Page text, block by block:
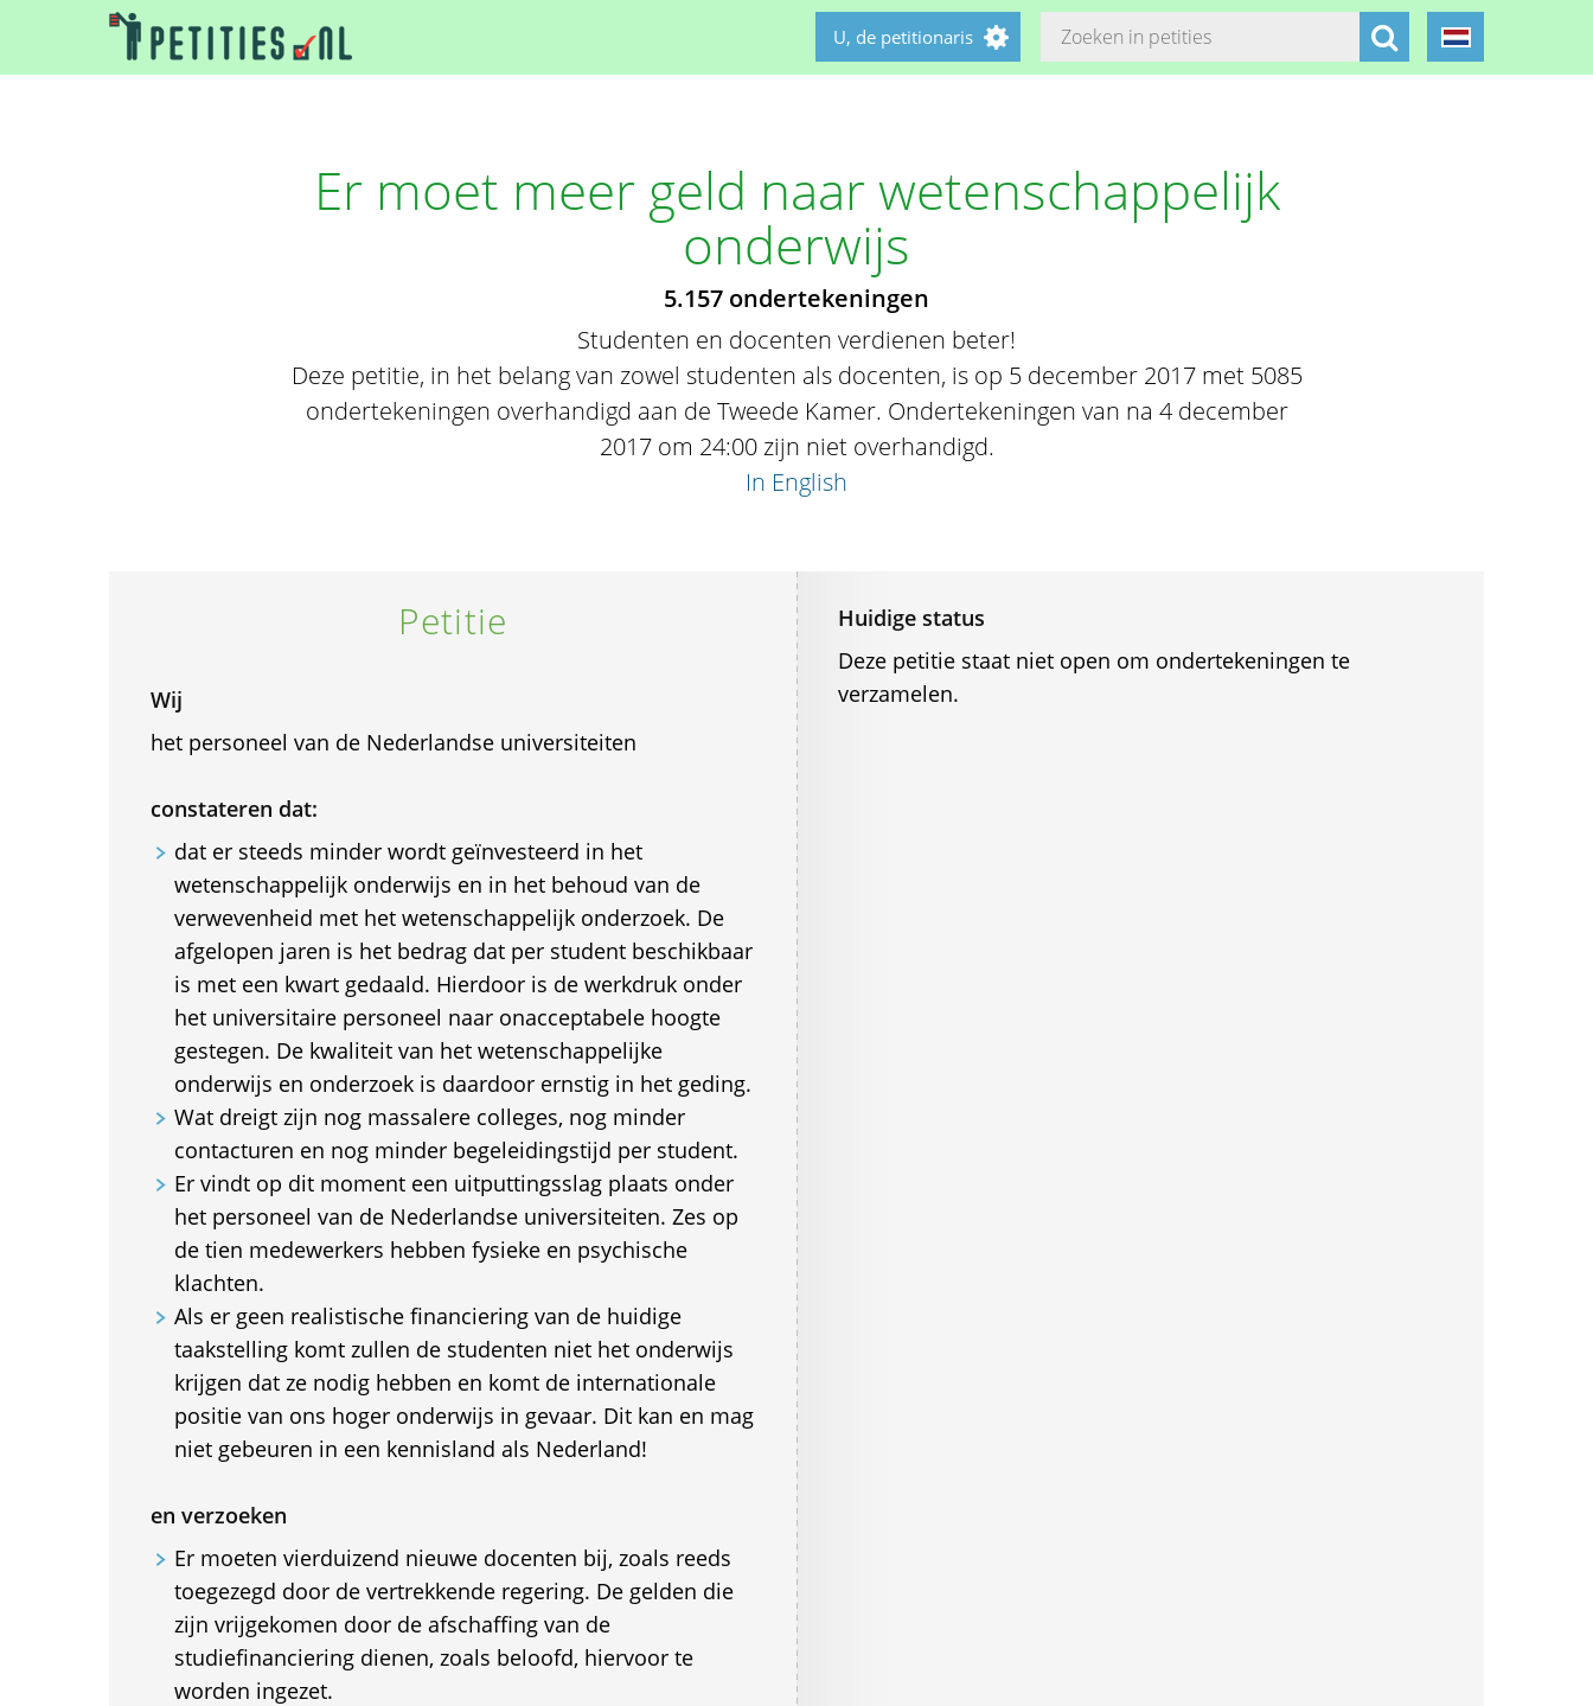
U, de petitionaris
Er moet meer geld naar wetenschappelijk
onderwijs
5.157 ondertekeningen
Studenten en docenten verdienen beter!
Deze petitie, in het belang van zowel studenten als docenten, is op 5 december 2017 met 5085
ondertekeningen overhandigd aan de Tweede Kamer. Ondertekeningen van na 4 december
2017 om 24:00 zijn niet overhandigd.
In English
Petitie
Wij
het personeel van de Nederlandse universiteiten
constateren dat:
dat er steeds minder wordt geïnvesteerd in het
wetenschappelijk onderwijs en in het behoud van de
verwevenheid met het wetenschappelijk onderzoek. De
afgelopen jaren is het bedrag dat per student beschikbaar
is met een kwart gedaald. Hierdoor is de werkdruk onder
het universitaire personeel naar onacceptabele hoogte
gestegen. De kwaliteit van het wetenschappelijke
onderwijs en onderzoek is daardoor ernstig in het geding.
Wat dreigt zijn nog massalere colleges, nog minder
contacturen en nog minder begeleidingstijd per student.
Er vindt op dit moment een uitputtingsslag plaats onder
het personeel van de Nederlandse universiteiten. Zes op
de tien medewerkers hebben fysieke en psychische
klachten.
Als er geen realistische financiering van de huidige
taakstelling komt zullen de studenten niet het onderwijs
krijgen dat ze nodig hebben en komt de internationale
positie van ons hoger onderwijs in gevaar. Dit kan en mag
niet gebeuren in een kennisland als Nederland!
en verzoeken
Er moeten vierduizend nieuwe docenten bij, zoals reeds
toegezegd door de vertrekkende regering. De gelden die
zijn vrijgekomen door de afschaffing van de
studiefinanciering dienen, zoals beloofd, hiervoor te
worden ingezet.
Huidige status
Deze petitie staat niet open om ondertekeningen te
verzamelen.